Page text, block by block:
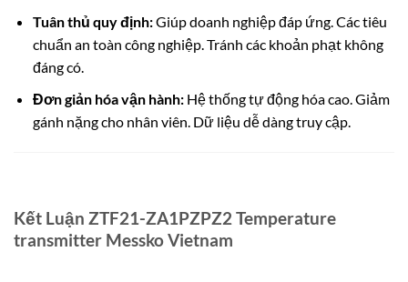
Tuân thủ quy định:Giúp doanh nghiệp đáp ứng. Các tiêu
chuẩn an toàn công nghiệp. Tránh các khoản phạt không
đáng có.
Đơn giản hóa vận hành:Hệ thống tự động hóa cao. Giảm
gánh nặng cho nhân viên. Dữ liệu dễ dàng truy cập.
Kết Luận ZTF21-ZA1PZPZ2 Temperature
transmitter Messko Vietnam